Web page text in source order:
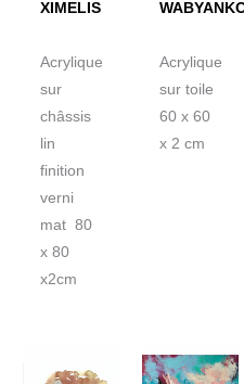
XIMELIS
Acrylique
sur
châssis
lin
finition
verni
mat 80
x 80
x2cm
Acrylique
sur toile
60 x 60
x 2 cm